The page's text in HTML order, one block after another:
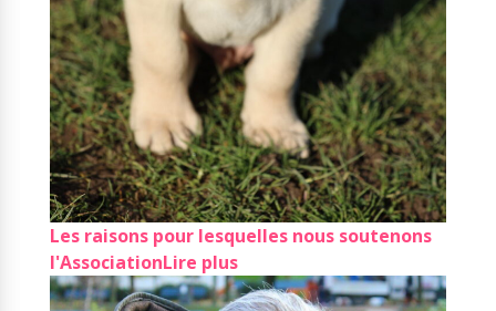
Les raisons pour lesquelles nous soutenons
l'AssociationLire plus